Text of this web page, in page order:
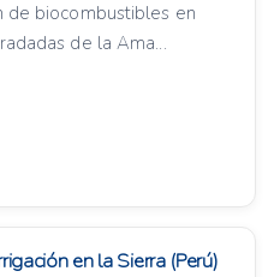
de biocombustibles en
de la Ama...
en la Sierra (Perú)